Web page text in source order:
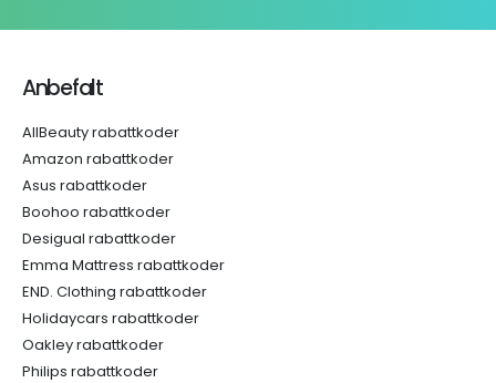
Anbefalt
AllBeauty rabattkoder
Amazon rabattkoder
Asus rabattkoder
Boohoo rabattkoder
Desigual rabattkoder
Emma Mattress rabattkoder
END. Clothing rabattkoder
Holidaycars rabattkoder
Oakley rabattkoder
Philips rabattkoder